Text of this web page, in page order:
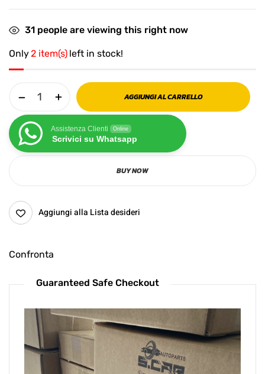
31 people are viewing this right now
Only2 item(s) left in stock!
AGGIUNGI AL CARRELLO
Assistenza Clienti Online
Scrivici su Whatsapp
BUY NOW
Aggiungi alla Lista desideri
Confronta
Guaranteed Safe Checkout